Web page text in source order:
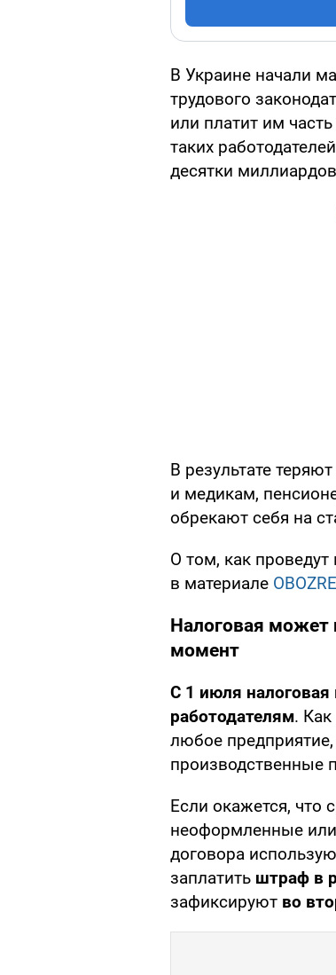
В Украине начали
трудового
или платит им
таких
десятки
В результате
и медикам,
обрекают себя на
О том, как проведут
в материале
Налоговая
момент
С 1 июля налоговая
работодателям.
любое предприятие,
производственные
Если окажется, что
неоформленные или
договора
заплатить штраф в
зафиксируют во